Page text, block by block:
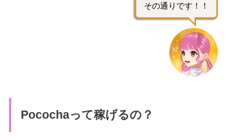
その通りです！！
Pocochaって稼げるの？